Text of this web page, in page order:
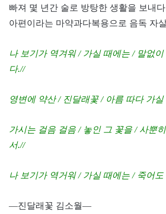
빠져 몇 년간 술로 방탕한 생활을 보내
아편이라는 마약과다복용으로 음독 자
나 보기가 역겨워 / 가실 때에는 / 말없
다.//
영변에 약산 / 진달래꽃 / 아름 따다 가
가시는 걸음 걸음 / 놓인 그 꽃을 / 사뿐
서.//
나 보기가 역거워 / 가실 때에는 / 죽어
―진달래꽃 김소월―